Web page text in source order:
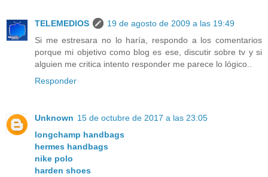
TELEMEDIOS
19 de agosto de 2009 a las 19:49
Si me estresara no lo haría, respondo a los comentarios
porque mi objetivo como blog es ese, discutir sobre tv y si
alguien me critica intento responder me parece lo lógico..
Responder
Unknown 15 de octubre de 2017 a las 23:05
longchamp handbags
hermes handbags
nike polo
harden shoes